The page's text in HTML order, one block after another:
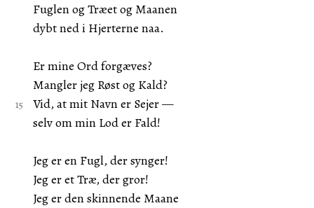
Fuglen og Træet og Maanen
dybt ned i Hjerterne naa.
Er mine Ord forgæves?
Mangler jeg Røst og Kald?
Vid, at mit Navn er Sejer —
selv om min Lod er Fald!
Jeg er en Fugl, der synger!
Jeg er et Træ, der gror!
Jeg er den skinnende Maane